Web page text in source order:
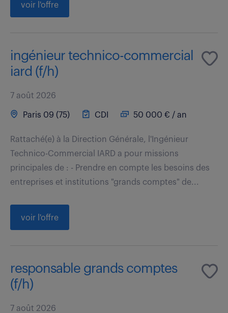
voir l'offre
ingénieur technico-commercial
iard (f/h)
7 août 2026
Paris 09 (75) CDI 50 000 € / an
Rattaché(e) à la Direction Générale, l'Ingénieur
Technico-Commercial IARD a pour missions
principales de : - Prendre en compte les besoins des
entreprises et institutions "grands comptes" de...
voir l'offre
responsable grands comptes
(f/h)
7 août 2026